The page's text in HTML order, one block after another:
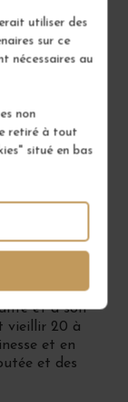
utiliser des
sur ce
nécessaires au
non
retiré à tout
situé en bas
des
il exprime
cerise
il
des
et à son
vieillir 20 à
et en
et des